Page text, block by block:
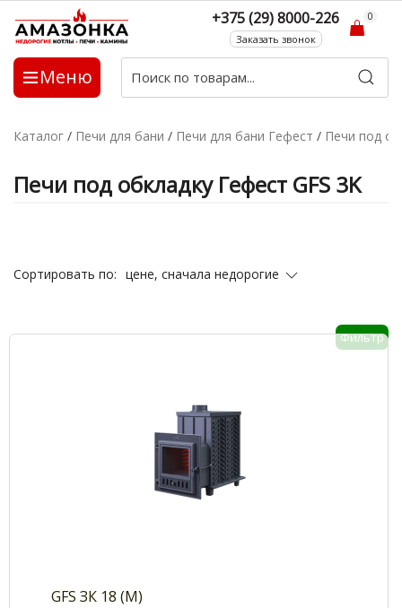
Меню
+375 (29) 8000-226
Заказать звонок
0
Каталог / Печи для бани / Печи для бани Гефест / Печи под
Печи под обкладку Гефест GFS 3K
Сортировать по: цене, сначала недорогие
Фильтр
GFS ЗК 18 (М)